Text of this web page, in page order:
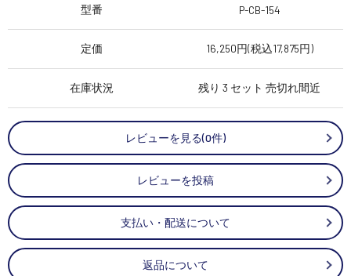
型番 P-CB-154
定価 16,250円(税込17,875円)
在庫状況 残り 3 セット 売切れ間近
レビューを見る(0件)
レビューを投稿
支払い・配送について
返品について